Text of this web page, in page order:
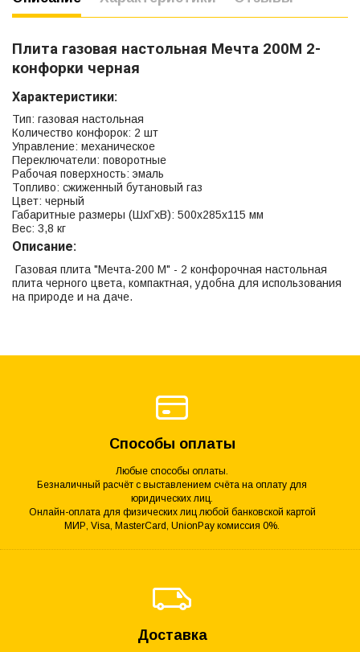
Плита газовая настольная Мечта 200М 2-
конфорки черная
Характеристики:
Тип: газовая настольная
Количество конфорок: 2 шт
Управление: механическое
Переключатели: поворотные
Рабочая поверхность: эмаль
Топливо: сжиженный бутановый газ
Цвет: черный
Габаритные размеры (ШхГхВ): 500x285x115 мм
Вес: 3,8 кг
Описание:
Газовая плита "Мечта-200 М" - 2 конфорочная настольная
плита черного цвета, компактная, удобна для использования
на природе и на даче.
Способы оплаты
Любые способы оплаты.
Безналичный расчёт с выставлением счёта на оплату для
юридических лиц.
Онлайн-оплата для физических лиц любой банковской картой
МИР, Visa, MasterCard, UnionPay комиссия 0%.
Доставка